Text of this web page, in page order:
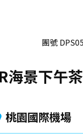
團號
海景下午
桃園國際機場